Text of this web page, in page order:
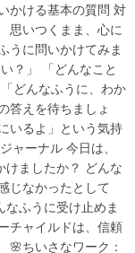
かける基本の質問 対
思いつくまま、心に
うに問いかけてみま
？」 「どんなこと
どんなふうに、わか
答えを待ちましょ
いるよ」という気持
ャーナル 今日は、
けましたか？ どんな
じなかったとして
なふうに受け止めま
チャイルドは、信頼
🌸ちいさなワーク：